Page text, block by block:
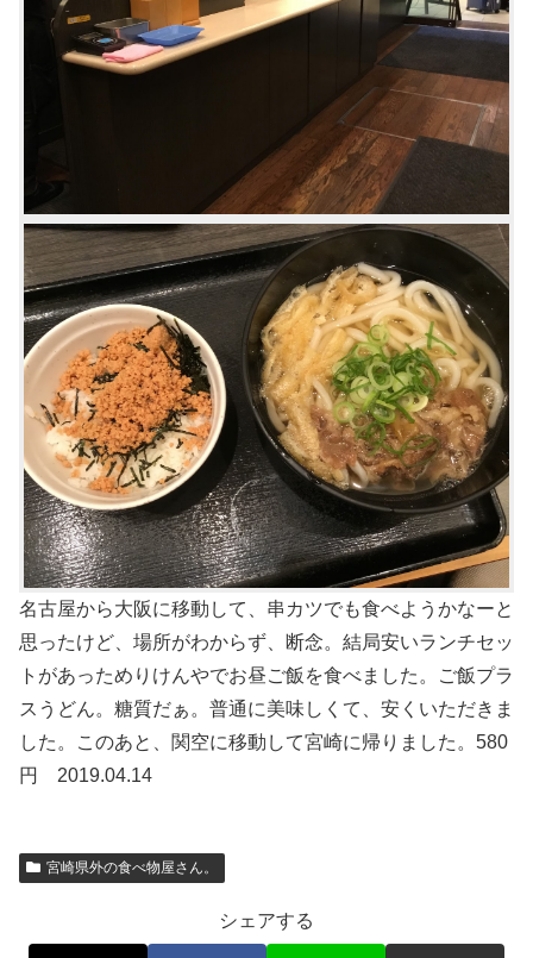
名古屋から大阪に移動して、串カツでも食べようかなーと
思ったけど、場所がわからず、断念。結局安いランチセッ
トがあっためりけんやでお昼ご飯を食べました。ご飯プラ
スうどん。糖質だぁ。普通に美味しくて、安くいただきま
した。このあと、関空に移動して宮崎に帰りました。580
円 2019.04.14
宮崎県外の食べ物屋さん。
シェアする